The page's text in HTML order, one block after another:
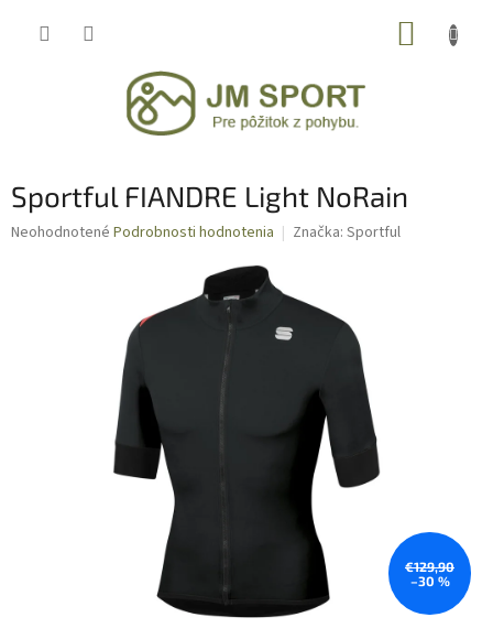
Sportful FIANDRE Light NoRain
Priemerné
Neohodnotené Podrobnosti hodnotenia Značka: Sportful
€129,90
–30 %